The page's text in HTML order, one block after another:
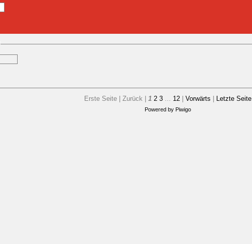
Erste Seite | Zurück | 1 2 3 ... 12 Vorwärts Letzte Seite
Powered by Piwigo